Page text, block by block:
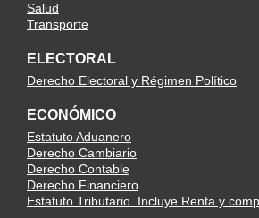
Salud
Transporte
ELECTORAL
Derecho Electoral y Régimen Político
ECONÓMICO
Estatuto Aduanero
Derecho Cambiario
Derecho Contable
Derecho Financiero
Estatuto Tributario. Incluye Renta y